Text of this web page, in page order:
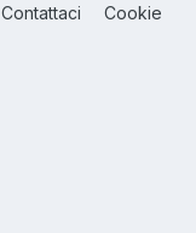
Contattaci Cookie